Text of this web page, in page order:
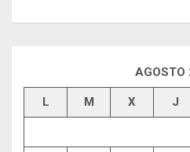
AGOSTO
L M X J